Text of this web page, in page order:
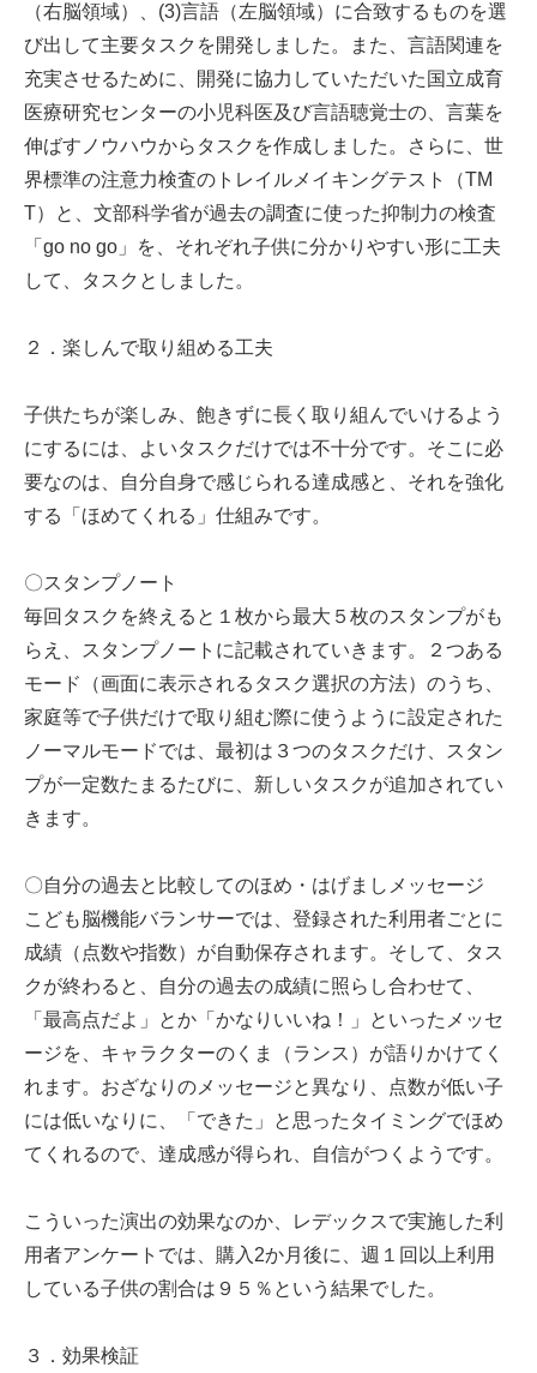
（右脳領域）、(3)言語（左脳領域）に合致するものを選
び出して主要タスクを開発しました。また、言語関連を
充実させるために、開発に協力していただいた国立成育
医療研究センターの小児科医及び言語聴覚士の、言葉を
伸ばすノウハウからタスクを作成しました。さらに、世
界標準の注意力検査のトレイルメイキングテスト（TM
T）と、文部科学省が過去の調査に使った抑制力の検査
「go no go」を、それぞれ子供に分かりやすい形に工夫
して、タスクとしました。
２．楽しんで取り組める工夫
子供たちが楽しみ、飽きずに長く取り組んでいけるよう
にするには、よいタスクだけでは不十分です。そこに必
要なのは、自分自身で感じられる達成感と、それを強化
する「ほめてくれる」仕組みです。
〇スタンプノート
毎回タスクを終えると１枚から最大５枚のスタンプがも
らえ、スタンプノートに記載されていきます。２つある
モード（画面に表示されるタスク選択の方法）のうち、
家庭等で子供だけで取り組む際に使うように設定された
ノーマルモードでは、最初は３つのタスクだけ、スタン
プが一定数たまるたびに、新しいタスクが追加されてい
きます。
〇自分の過去と比較してのほめ・はげましメッセージ
こども脳機能バランサーでは、登録された利用者ごとに
成績（点数や指数）が自動保存されます。そして、タス
クが終わると、自分の過去の成績に照らし合わせて、
「最高点だよ」とか「かなりいいね！」といったメッセ
ージを、キャラクターのくま（ランス）が語りかけてく
れます。おざなりのメッセージと異なり、点数が低い子
には低いなりに、「できた」と思ったタイミングでほめ
てくれるので、達成感が得られ、自信がつくようです。
こういった演出の効果なのか、レデックスで実施した利
用者アンケートでは、購入2か月後に、週１回以上利用
している子供の割合は９５％という結果でした。
３．効果検証